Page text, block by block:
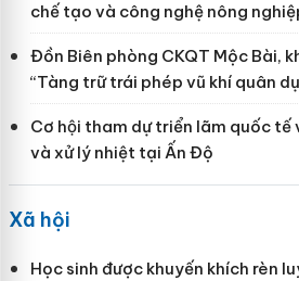
chế tạo và công nghệ nông
Đồn Biên phòng CKQT Mộc Bài,
“Tàng trữ trái phép vũ khí quân
Cơ hội tham dự triển lãm quốc tế
và xử lý nhiệt tại Ấn Độ
Xã hội
Học sinh được khuyến khích rèn